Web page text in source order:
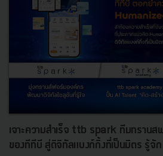
เจาะความสำเร็จ ttb spark ทีมทรา
ของทีทีบี สู่ดิจิทัลแบงก์กิ้งที่เป็นมิตร รู้จัก